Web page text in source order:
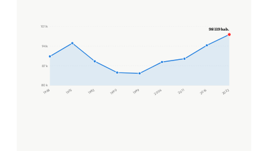
80 k
87 k
94 k
101 k
1968 1975 1982 1990 1999 2006 2011 2016 2022
98 119 hab.